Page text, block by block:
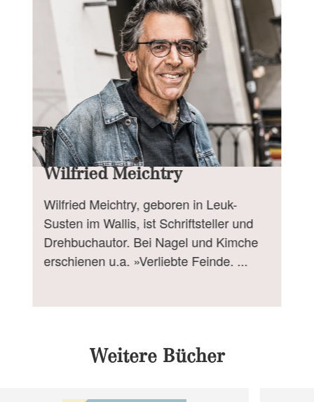
Wilfried Meichtry
Wilfried Meichtry, geboren in Leuk-
Susten im Wallis, ist Schriftsteller und
Drehbuchautor. Bei Nagel und Kimche
erschienen u.a. »Verliebte Feinde. ...
Weitere Bücher